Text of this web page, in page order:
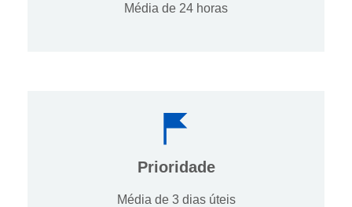
Média de 24 horas
Prioridade
Média de 3 dias úteis